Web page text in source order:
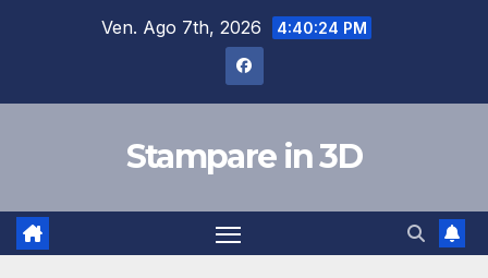
Ven. Ago 7th, 2026 4:40:25 PM
Stampare in 3D